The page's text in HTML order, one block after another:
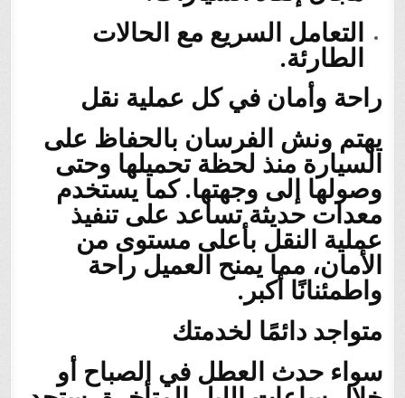
التعامل السريع مع الحالات
الطارئة.
راحة وأمان في كل عملية نقل
يهتم ونش الفرسان بالحفاظ على
السيارة منذ لحظة تحميلها وحتى
وصولها إلى وجهتها. كما يستخدم
معدات حديثة تساعد على تنفيذ
عملية النقل بأعلى مستوى من
الأمان، مما يمنح العميل راحة
واطمئنانًا أكبر.
متواجد دائمًا لخدمتك
سواء حدث العطل في الصباح أو